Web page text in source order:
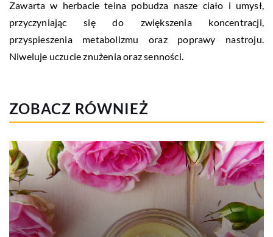
Zawarta w herbacie teina pobudza nasze ciało i umysł,
przyczyniając się do zwiększenia koncentracji,
przyspieszenia metabolizmu oraz poprawy nastroju.
Niweluje uczucie znużenia oraz senności.
ZOBACZ RÓWNIEŻ